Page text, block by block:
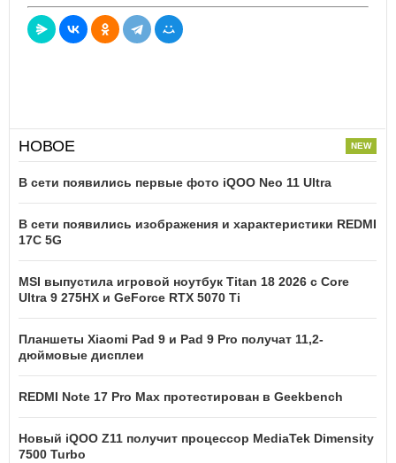
НОВОЕ
В сети появились первые фото iQOO Neo 11 Ultra
В сети появились изображения и характеристики REDMI
17C 5G
MSI выпустила игровой ноутбук Titan 18 2026 с Core
Ultra 9 275HX и GeForce RTX 5070 Ti
Планшеты Xiaomi Pad 9 и Pad 9 Pro получат 11,2-
дюймовые дисплеи
REDMI Note 17 Pro Max протестирован в Geekbench
Новый iQOO Z11 получит процессор MediaTek Dimensity
7500 Turbo